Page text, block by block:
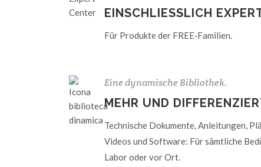
EINSCHLIESSLICH
Für Produkte der FREE‑Familien.
Eine dynamische Bibliothek.
MEHR UND
Technische Dokumente, Anleitungen,
Videos und Software: Für sämtliche
Labor oder vor Ort.